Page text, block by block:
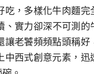
吃，多樣化牛肉麵
、實力卻深不可測
老饕頻頻點頭稱
西式創意元素，